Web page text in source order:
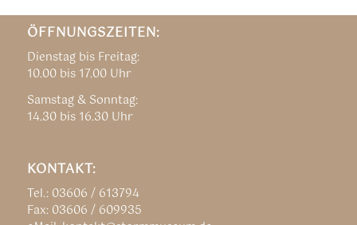
ÖFFNUNGSZEITEN:
Dienstag bis Freitag:
10.00 bis 17.00 Uhr
Samstag & Sonntag:
14.30 bis 16.30 Uhr
KONTAKT:
Tel.: 03606 / 613794
Fax: 03606 / 609935